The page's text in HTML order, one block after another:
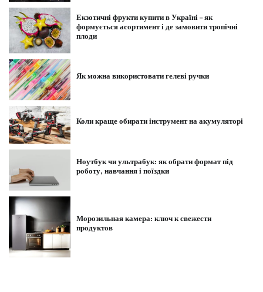
Екзотичні фрукти купити в Україні – як
формується асортимент і де замовити тропічні
плоди
Як можна використовати гелеві ручки
Коли краще обирати інструмент на акумуляторі
Ноутбук чи ультрабук: як обрати формат під
роботу, навчання і поїздки
Морозильная камера: ключ к свежести
продуктов